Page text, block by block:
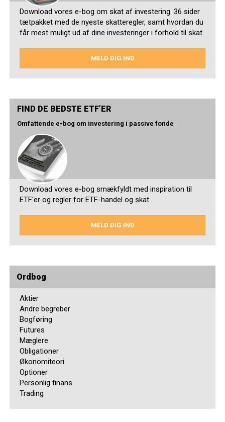
Download vores e-bog om skat af investering. 36 sider
tætpakket med de nyeste skatteregler, samt hvordan du
får mest muligt ud af dine investeringer i forhold til skat.
MELD DIG IND
FIND DE BEDSTE ETF’ER
Omfattende e-bog om investering i passive fonde
Download vores e-bog smækfyldt med inspiration til
ETF'er og regler for ETF-handel og skat.
MELD DIG IND
Ordbog
Aktier
Andre begreber
Bogføring
Futures
Mæglere
Obligationer
Økonomiteori
Optioner
Personlig finans
Trading